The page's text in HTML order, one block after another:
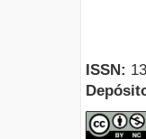
ISSN: